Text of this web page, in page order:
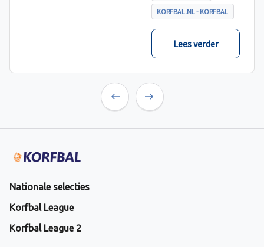
eindigde in shoot-outs,
was het Nederland dat
er met het goud vandoor
KORFBAL.NL - KORFBAL
Lees verder
Nationale selecties
Korfbal League
Korfbal League 2